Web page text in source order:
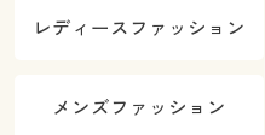
レディースファッション
メンズファッション